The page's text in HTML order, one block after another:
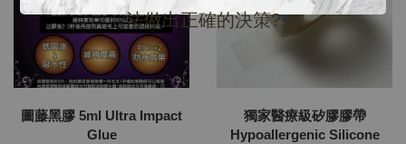
法做出正確的決策?
圖藤黑膠 5ml Ultra Impact
Glue
獨家醫療級矽膠膠帶
Hypoallergenic Silicone